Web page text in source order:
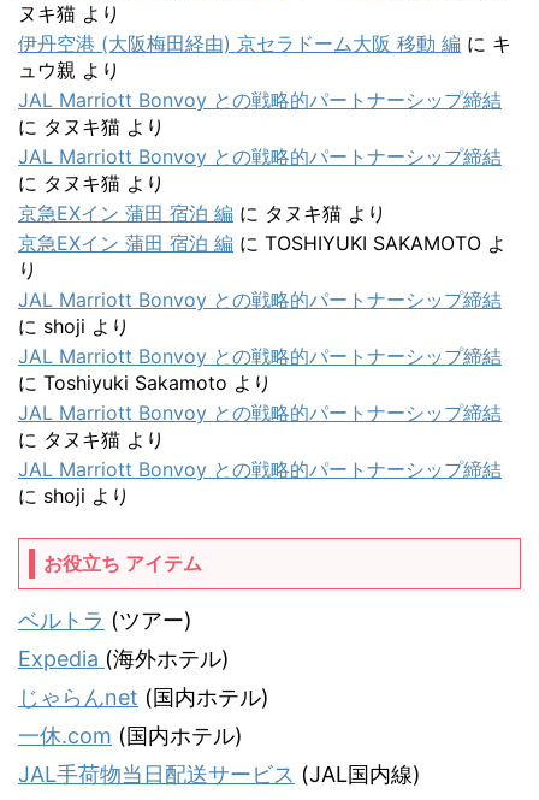
ヌキ猫 より
伊丹空港 (大阪梅田経由) 京セラドーム大阪 移動 編 に キ
ュウ親 より
JAL Marriott Bonvoy との戦略的パートナーシップ締結
に タヌキ猫 より
JAL Marriott Bonvoy との戦略的パートナーシップ締結
に タヌキ猫 より
京急EXイン 蒲田 宿泊 編 に タヌキ猫 より
京急EXイン 蒲田 宿泊 編 に TOSHIYUKI SAKAMOTO よ
り
JAL Marriott Bonvoy との戦略的パートナーシップ締結
に shoji より
JAL Marriott Bonvoy との戦略的パートナーシップ締結
に Toshiyuki Sakamoto より
JAL Marriott Bonvoy との戦略的パートナーシップ締結
に タヌキ猫 より
JAL Marriott Bonvoy との戦略的パートナーシップ締結
に shoji より
お役立ち アイテム
ベルトラ (ツアー)
Expedia (海外ホテル)
じゃらんnet (国内ホテル)
一休.com (国内ホテル)
JAL手荷物当日配送サービス (JAL国内線)